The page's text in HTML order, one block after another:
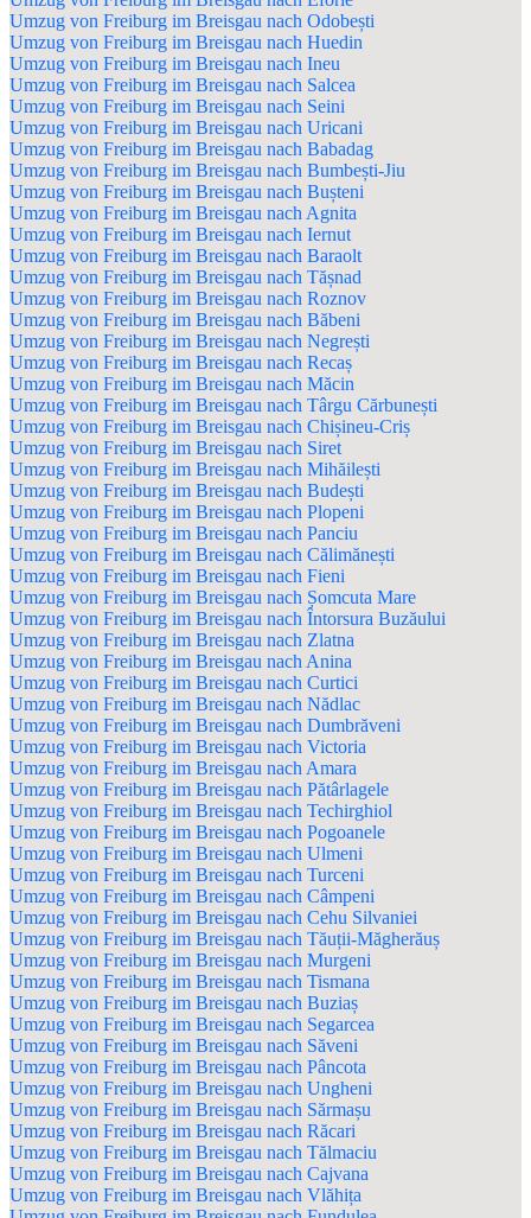
Umzug von Freiburg im Breisgau nach Odobești
Umzug von Freiburg im Breisgau nach Huedin
Umzug von Freiburg im Breisgau nach Ineu
Umzug von Freiburg im Breisgau nach Salcea
Umzug von Freiburg im Breisgau nach Seini
Umzug von Freiburg im Breisgau nach Uricani
Umzug von Freiburg im Breisgau nach Babadag
Umzug von Freiburg im Breisgau nach Bumbești-Jiu
Umzug von Freiburg im Breisgau nach Bușteni
Umzug von Freiburg im Breisgau nach Agnita
Umzug von Freiburg im Breisgau nach Iernut
Umzug von Freiburg im Breisgau nach Baraolt
Umzug von Freiburg im Breisgau nach Tășnad
Umzug von Freiburg im Breisgau nach Roznov
Umzug von Freiburg im Breisgau nach Băbeni
Umzug von Freiburg im Breisgau nach Negrești
Umzug von Freiburg im Breisgau nach Recaș
Umzug von Freiburg im Breisgau nach Măcin
Umzug von Freiburg im Breisgau nach Târgu Cărbunești
Umzug von Freiburg im Breisgau nach Chișineu-Criș
Umzug von Freiburg im Breisgau nach Siret
Umzug von Freiburg im Breisgau nach Mihăilești
Umzug von Freiburg im Breisgau nach Budești
Umzug von Freiburg im Breisgau nach Plopeni
Umzug von Freiburg im Breisgau nach Panciu
Umzug von Freiburg im Breisgau nach Călimănești
Umzug von Freiburg im Breisgau nach Fieni
Umzug von Freiburg im Breisgau nach Șomcuta Mare
Umzug von Freiburg im Breisgau nach Întorsura Buzăului
Umzug von Freiburg im Breisgau nach Zlatna
Umzug von Freiburg im Breisgau nach Anina
Umzug von Freiburg im Breisgau nach Curtici
Umzug von Freiburg im Breisgau nach Nădlac
Umzug von Freiburg im Breisgau nach Dumbrăveni
Umzug von Freiburg im Breisgau nach Victoria
Umzug von Freiburg im Breisgau nach Amara
Umzug von Freiburg im Breisgau nach Pătârlagele
Umzug von Freiburg im Breisgau nach Techirghiol
Umzug von Freiburg im Breisgau nach Pogoanele
Umzug von Freiburg im Breisgau nach Ulmeni
Umzug von Freiburg im Breisgau nach Turceni
Umzug von Freiburg im Breisgau nach Câmpeni
Umzug von Freiburg im Breisgau nach Cehu Silvaniei
Umzug von Freiburg im Breisgau nach Tăuții-Măgherăuș
Umzug von Freiburg im Breisgau nach Murgeni
Umzug von Freiburg im Breisgau nach Tismana
Umzug von Freiburg im Breisgau nach Buziaș
Umzug von Freiburg im Breisgau nach Segarcea
Umzug von Freiburg im Breisgau nach Săveni
Umzug von Freiburg im Breisgau nach Pâncota
Umzug von Freiburg im Breisgau nach Ungheni
Umzug von Freiburg im Breisgau nach Sărmașu
Umzug von Freiburg im Breisgau nach Răcari
Umzug von Freiburg im Breisgau nach Tălmaciu
Umzug von Freiburg im Breisgau nach Cajvana
Umzug von Freiburg im Breisgau nach Vlăhița